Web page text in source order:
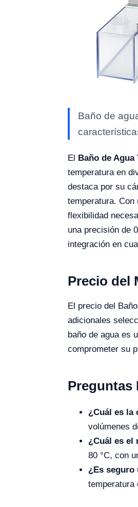
Baño de
El Baño de Agua
temperatura en
destaca por su
temperatura. Con
flexibilidad
una precisión de
integración en
Precio del
El precio del
adicionales
baño de agua es
comprometer su
Preguntas
¿Cuál es la
volúmenes
¿Cuál es el
80 °C, con
¿Es seguro
temperatura